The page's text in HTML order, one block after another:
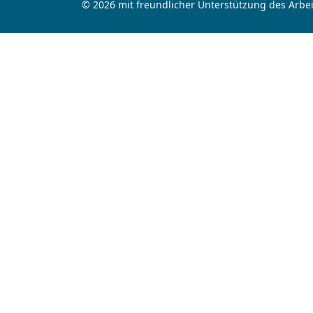
© 2026 mit freundlicher Unterstützung des